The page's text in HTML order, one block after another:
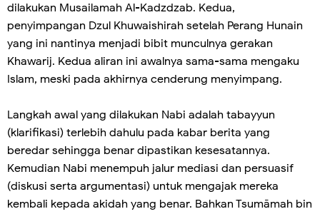
dilakukan Musailamah Al-Kadzdzab. Kedua,
penyimpangan Dzul Khuwaishirah setelah Perang Hunain
yang ini nantinya menjadi bibit munculnya gerakan
Khawarij. Kedua aliran ini awalnya sama-sama mengaku
Islam, meski pada akhirnya cenderung menyimpang.
Langkah awal yang dilakukan Nabi adalah tabayyun
(klarifikasi) terlebih dahulu pada kabar berita yang
beredar sehingga benar dipastikan kesesatannya.
Kemudian Nabi menempuh jalur mediasi dan persuasif
(diskusi serta argumentasi) untuk mengajak mereka
kembali kepada akidah yang benar. Bahkan Tsumāmah bin